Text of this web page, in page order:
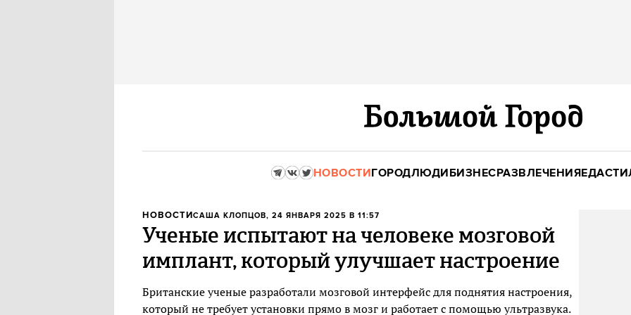
НОВОСТИГОРОДЛЮДИБИЗНЕСРАЗВЛЕЧЕНИЯЕДА
НОВОСТИСАША КЛОПЦОВ, 24 ЯНВАРЯ 2025 В 11:57
Ученые испытают на человеке мозговой
имплант, который улучшает настроение
Британские ученые разработали мозговой интерфейс для поднятия настроения,
который не требует установки прямо в мозг и работает с помощью ультразвука.